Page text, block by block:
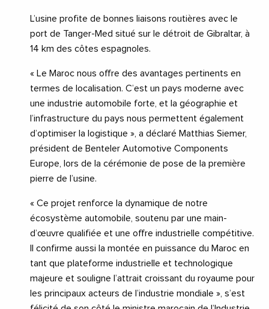
L’usine profite de bonnes liaisons routières avec le
port de Tanger-Med situé sur le détroit de Gibraltar, à
14 km des côtes espagnoles.
« Le Maroc nous offre des avantages pertinents en
termes de localisation. C’est un pays moderne avec
une industrie automobile forte, et la géographie et
l’infrastructure du pays nous permettent également
d’optimiser la logistique », a déclaré Matthias Siemer,
président de Benteler Automotive Components
Europe, lors de la cérémonie de pose de la première
pierre de l’usine.
« Ce projet renforce la dynamique de notre
écosystème automobile, soutenu par une main-
d’œuvre qualifiée et une offre industrielle compétitive.
Il confirme aussi la montée en puissance du Maroc en
tant que plateforme industrielle et technologique
majeure et souligne l’attrait croissant du royaume pour
les principaux acteurs de l’industrie mondiale », s’est